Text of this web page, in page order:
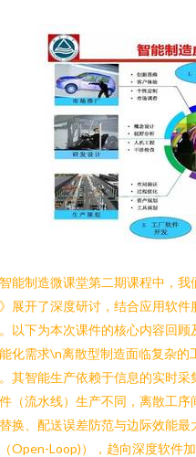
能制造微课堂第二期课程中，
展开了深度研讨，结合应用软
以下为本次课件的核心内容回
化需求\n离散型制造面临复杂
其智能生产依赖于信息的实时
（流水线）生产不同，离散工
换、配送误差防范与边际效能
Open-Loop)），趋向深度软件